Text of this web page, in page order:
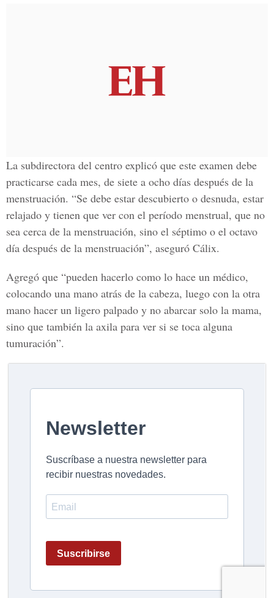
La subdirectora del centro explicó que este examen debe
practicarse cada mes, de siete a ocho días después de la
menstruación. “Se debe estar descubierto o desnuda, estar
relajado y tienen que ver con el período menstrual, que no
sea cerca de la menstruación, sino el séptimo o el octavo
día después de la menstruación”, aseguró Cálix.
Agregó que “pueden hacerlo como lo hace un médico,
colocando una mano atrás de la cabeza, luego con la otra
mano hacer un ligero palpado y no abarcar solo la mama,
sino que también la axila para ver si se toca alguna
tumuración”.